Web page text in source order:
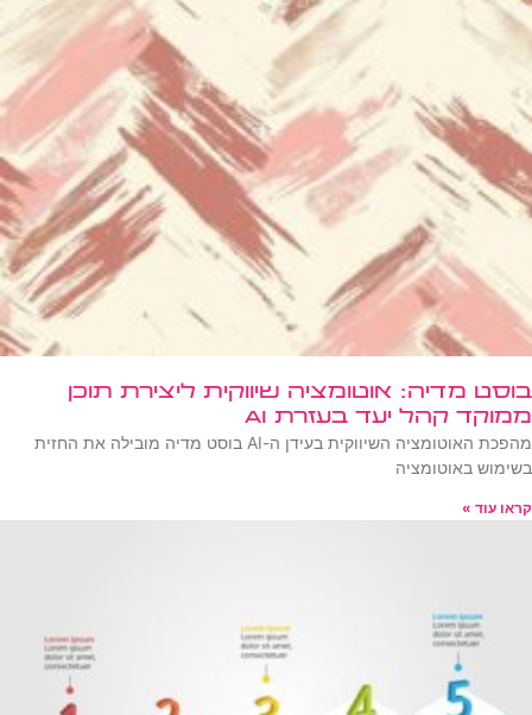
בוסט מדיה: אוטומציה שיווקית ליצירת תוכן
ממוקד קהל יעד בעזרת AI
מהפכת האוטומציה השיווקית בעידן ה-AI בוסט מדיה מובילה את החזית
בשימוש באוטומציה
קראו עוד »